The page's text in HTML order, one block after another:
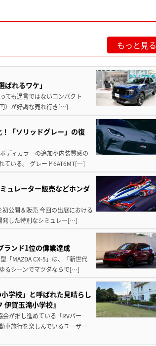
もっと見る
れるワケ」
ても過言ではないコンパクト
）が好調な売れ行き[…]
「ソリッドグレー」の復
ディカラーの追加や内装質感の
ている。 グレード6AT6MT[…]
ュレーター販売などホンダ
公開＆販売 今回の出展における
発した特別なシミュレー[…]
ランド1位の偉業達成
「MAZDA CX-5」は、「新世代
るシーンでマツダならで[…]
学校」と呼ばれた見晴らし
賀玉滝小学校』
が推し進めている「RVパー
車旅行を楽しんでいるユーザー